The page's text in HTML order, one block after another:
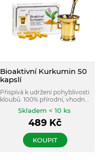
Bioaktivní Kurkumin 50
kapslí
Přispívá k udržení pohyblivosti
kloubů. 100% přírodní, vhodný
pro vegetariány a vegany.
Skladem < 10 ks
489 Kč
KOUPIT